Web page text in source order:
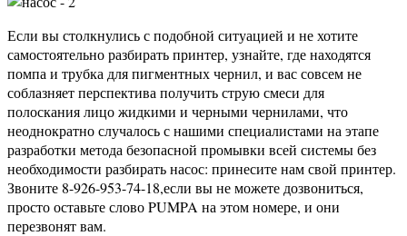
Если вы столкнулись с подобной ситуацией и не хотите
самостоятельно разбирать принтер, узнайте, где находятся
помпа и трубка для пигментных чернил, и вас совсем не
соблазняет перспектива получить струю смеси для
полоскания лицо жидкими и черными чернилами, что
неоднократно случалось с нашими специалистами на этапе
разработки метода безопасной промывки всей системы без
необходимости разбирать насос: принесите нам свой принтер.
Звоните 8-926-953-74-18,если вы не можете дозвониться,
просто оставьте слово PUMPA на этом номере, и они
перезвонят вам.